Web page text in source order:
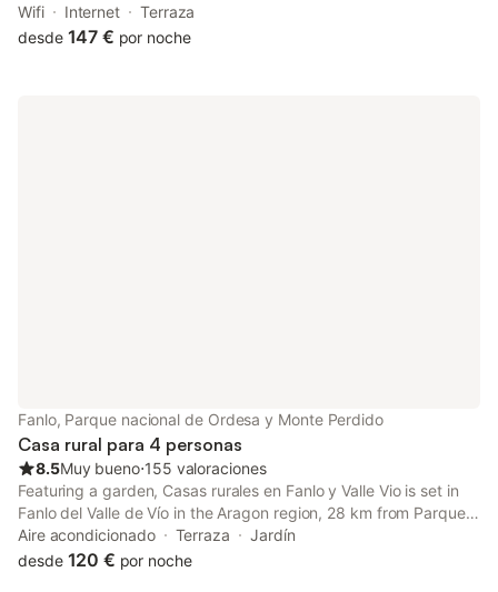
free bikes. There is a private entrance at the country house for
the convenience of those who stay.
Wifi Internet
Terraza
desde 147 € por noche
Fanlo, Parque nacional de Ordesa y Monte Perdido
Casa rural para 4 personas
8.5Muy bueno⋅155 valoraciones
Featuring a garden, Casas rurales en Fanlo y Valle Vio is set in
Fanlo del Valle de Vío in the Aragon region, 28 km from Parque
Nacional de Ordesa. Boasting family rooms, this property also
provides guests with a sun terrace.
Aire acondicionado Terraza
Jardín
desde 120 € por noche